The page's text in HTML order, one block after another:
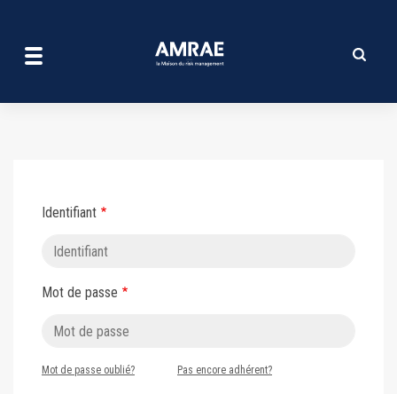
contenu
Identifiant
Mot de passe
Mot de passe oublié? Pas encore adhérent?